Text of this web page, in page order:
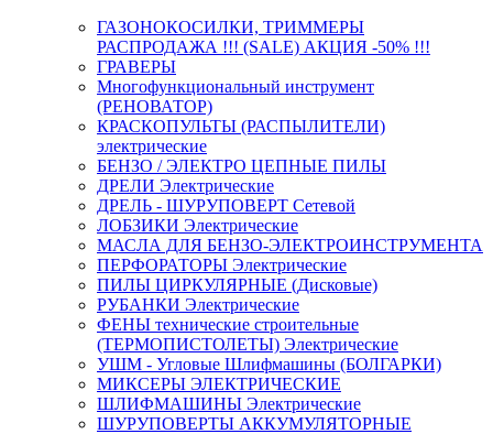
ГАЗОНОКОСИЛКИ, ТРИММЕРЫ
РАСПРОДАЖА !!! (SALE) АКЦИЯ -50% !!!
ГРАВЕРЫ
Многофункциональный инструмент
(РЕНОВАТОР)
КРАСКОПУЛЬТЫ (РАСПЫЛИТЕЛИ)
электрические
БЕНЗО / ЭЛЕКТРО ЦЕПНЫЕ ПИЛЫ
ДРЕЛИ Электрические
ДРЕЛЬ - ШУРУПОВЕРТ Сетевой
ЛОБЗИКИ Электрические
МАСЛА ДЛЯ БЕНЗО-ЭЛЕКТРОИНСТРУМЕНТА
ПЕРФОРАТОРЫ Электрические
ПИЛЫ ЦИРКУЛЯРНЫЕ (Дисковые)
РУБАНКИ Электрические
ФЕНЫ технические строительные
(ТЕРМОПИСТОЛЕТЫ) Электрические
УШМ - Угловые Шлифмашины (БОЛГАРКИ)
МИКСЕРЫ ЭЛЕКТРИЧЕСКИЕ
ШЛИФМАШИНЫ Электрические
ШУРУПОВЕРТЫ АККУМУЛЯТОРНЫЕ